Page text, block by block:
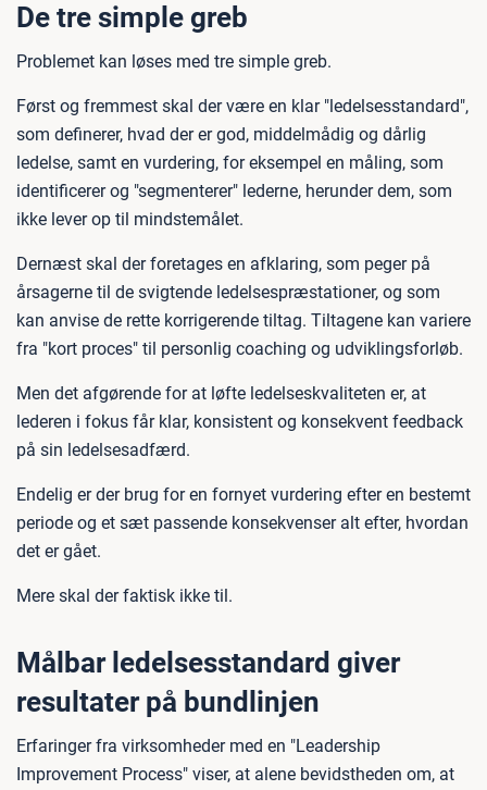
De tre simple greb
Problemet kan løses med tre simple greb.
Først og fremmest skal der være en klar "ledelsesstandard",
som definerer, hvad der er god, middelmådig og dårlig
ledelse, samt en vurdering, for eksempel en måling, som
identificerer og "segmenterer" lederne, herunder dem, som
ikke lever op til mindstemålet.
Dernæst skal der foretages en afklaring, som peger på
årsagerne til de svigtende ledelsespræstationer, og som
kan anvise de rette korrigerende tiltag. Tiltagene kan variere
fra "kort proces" til personlig coaching og udviklingsforløb.
Men det afgørende for at løfte ledelseskvaliteten er, at
lederen i fokus får klar, konsistent og konsekvent feedback
på sin ledelsesadfærd.
Endelig er der brug for en fornyet vurdering efter en bestemt
periode og et sæt passende konsekvenser alt efter, hvordan
det er gået.
Mere skal der faktisk ikke til.
Målbar ledelsesstandard giver
resultater på bundlinjen
Erfaringer fra virksomheder med en "Leadership
Improvement Process" viser, at alene bevidstheden om, at